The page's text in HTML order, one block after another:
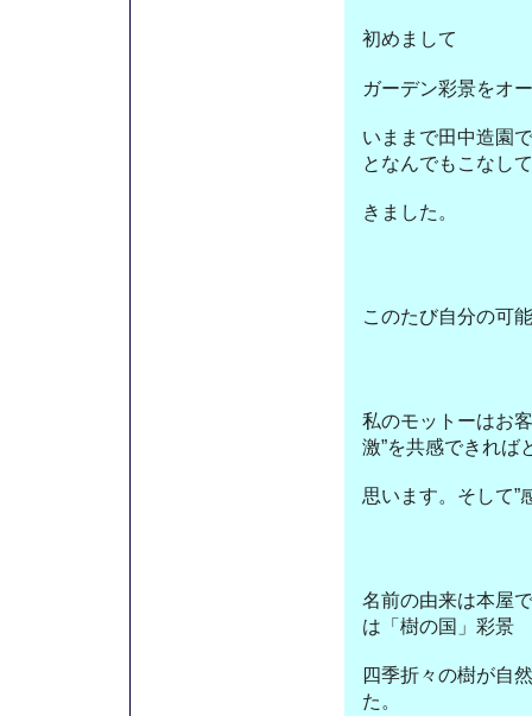
初めまして
ガーデン彩景をオ
いままで田中造園
となんでもこなして
きました。
このたび自分の可
私のモットーはお
激”を共感できれば
思います。そして”
名前の由来は本屋
は「樹の国」彩景
四季折々の樹が自
た。